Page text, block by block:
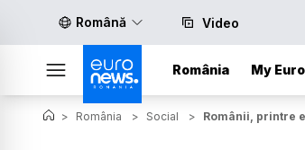
Română Video
România My
> România > Social > Românii, printre